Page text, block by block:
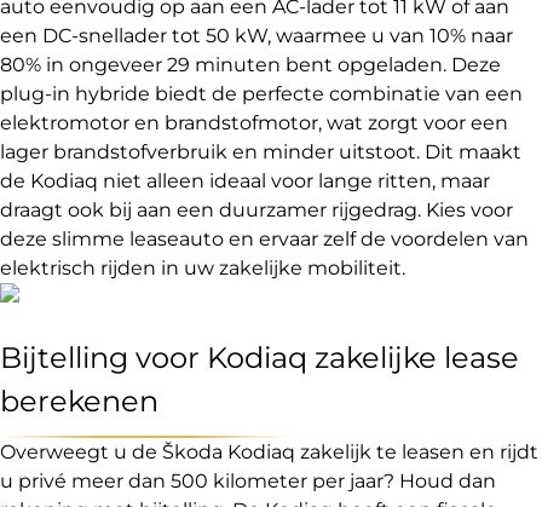
auto eenvoudig op aan een AC-lader tot 11 kW of aan
een DC-snellader tot 50 kW, waarmee u van 10% naar
80% in ongeveer 29 minuten bent opgeladen. Deze
plug-in hybride biedt de perfecte combinatie van een
elektromotor en brandstofmotor, wat zorgt voor een
lager brandstofverbruik en minder uitstoot. Dit maakt
de Kodiaq niet alleen ideaal voor lange ritten, maar
draagt ook bij aan een duurzamer rijgedrag. Kies voor
deze slimme leaseauto en ervaar zelf de voordelen van
elektrisch rijden in uw zakelijke mobiliteit.
Bijtelling voor Kodiaq zakelijke lease
berekenen
Overweegt u de Škoda Kodiaq zakelijk te leasen en rijdt
u privé meer dan 500 kilometer per jaar? Houd dan